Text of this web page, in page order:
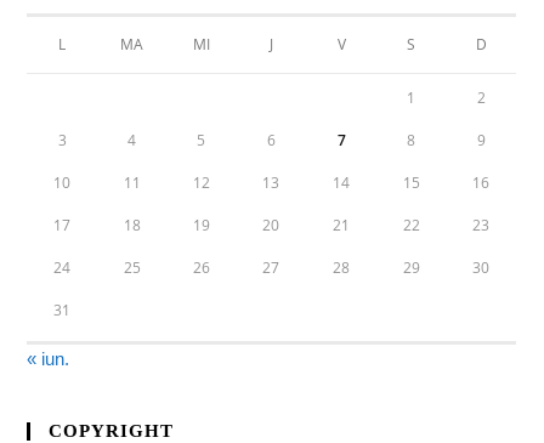
L MA MI J V S D
1 2
3 4 5 6 7 8 9
10 11 12 13 14 15 16
17 18 19 20 21 22 23
24 25 26 27 28 29 30
31
« iun.
COPYRIGHT